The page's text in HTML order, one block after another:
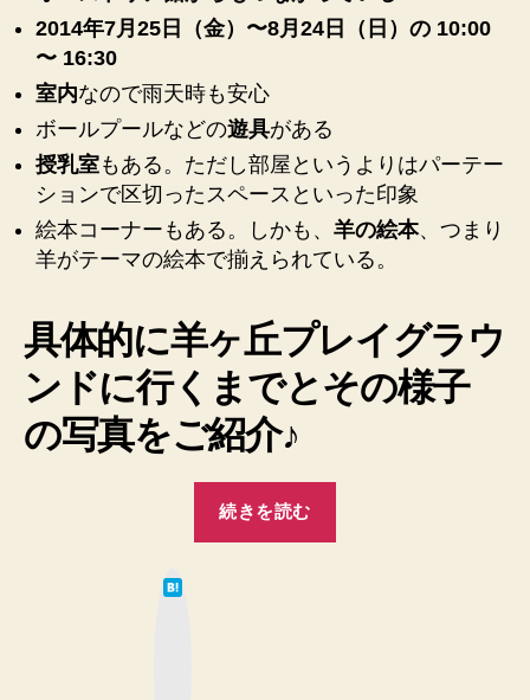
展
望
に
授
乳
室
も
赤
ち
ん
が
遊
べ
る
場
ま
2014年7月25日（金）〜8月24日（日）の 10:00
〜 16:30
室内なので雨天時も安心
ボールプールなどの遊具がある
授乳室もある。ただし部屋というよりはパーテー
ションで区切ったスペースといった印象
絵本コーナーもある。しかも、 羊の絵本、つまり
羊がテーマの絵本で揃えられている。
具体的に羊ヶ丘プレイグラウ
ンドに行くまでとその様子
の写真をご紹介♪
続きを読む